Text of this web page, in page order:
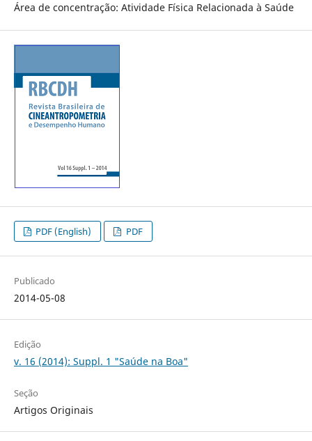
Área de concentração: Atividade Física Relacionada à Saúde
PDF (English) PDF
Publicado
2014-05-08
Edição
v. 16 (2014): Suppl. 1 "Saúde na Boa"
Seção
Artigos Originais